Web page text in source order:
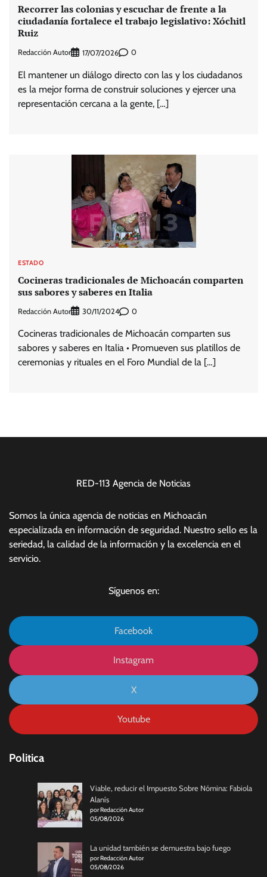
Recorrer las colonias y escuchar de frente a la
ciudadanía fortalece el trabajo legislativo: Xóchitl
Ruiz
Redacción Autor 17/07/2026 0
El mantener un diálogo directo con las y los ciudadanos
es la mejor forma de construir soluciones y ejercer una
representación cercana a la gente, […]
ESTADO
Cocineras tradicionales de Michoacán comparten
sus sabores y saberes en Italia
Redacción Autor 30/11/2024 0
Cocineras tradicionales de Michoacán comparten sus
sabores y saberes en Italia • Promueven sus platillos de
ceremonias y rituales en el Foro Mundial de la […]
RED-113 Agencia de Noticias
Somos la única agencia de noticias en Michoacán
especializada en información de seguridad. Nuestro sello es la
seriedad, la calidad de la información y la excelencia en el
servicio.
Síguenos en:
Facebook
Instagram
X
Youtube
Politica
Viable, reducir el Impuesto Sobre Nómina: Fabiola
Alanís
por Redacción Autor
05/08/2026
La unidad también se demuestra bajo fuego
por Redacción Autor
05/08/2026